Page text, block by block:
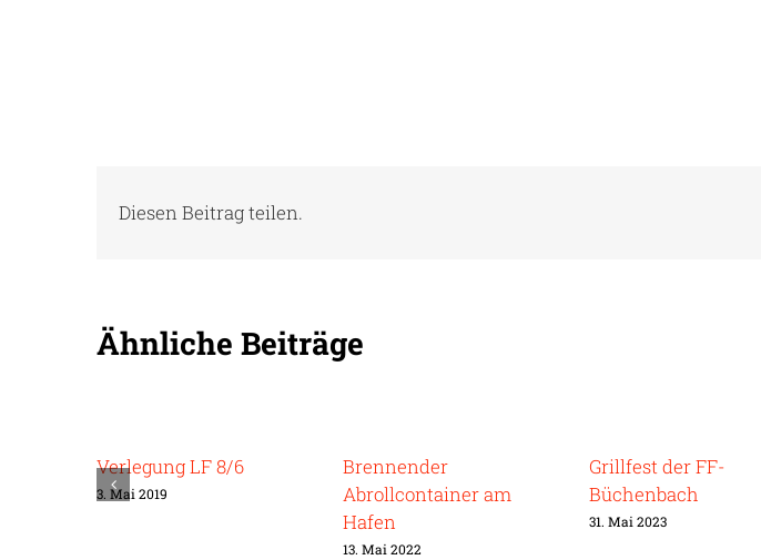
Diesen Beitrag teilen.
Ähnliche Beiträge
Verlegung LF 8/6
3. Mai 2019
Brennender
Abrollcontainer am
Hafen
13. Mai 2022
Grillfest der FF-
Büchenbach
31. Mai 2023